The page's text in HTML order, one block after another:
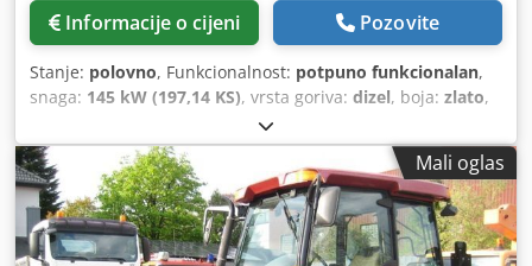
Informacije o cijeni Pozovite
Stanje: polovno, Funkcionalnost: potpuno funkcionalan,
snaga: 145 kW (197,14 KS), vrsta goriva: dizel, boja: zlato,
, Godina izgradnje:
sati:8.000 h, Oprema:centralizirani sustav za
podmazivanje, kabina, klima-uređaj, Mali oglas